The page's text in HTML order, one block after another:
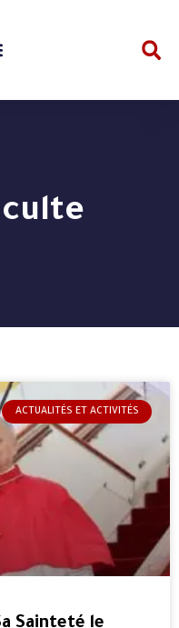
ACTUALITÉS ET ACTIVITÉS
Sainteté le